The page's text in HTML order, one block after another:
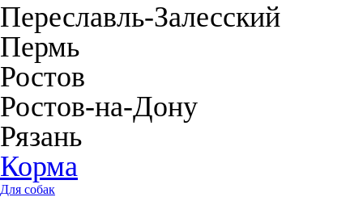
Переславль-Залесский
Пермь
Ростов
Ростов-на-Дону
Рязань
Корма
Для собак